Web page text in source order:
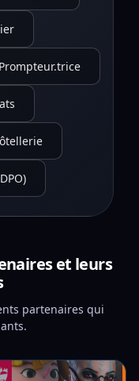
et leurs
partenaires qui